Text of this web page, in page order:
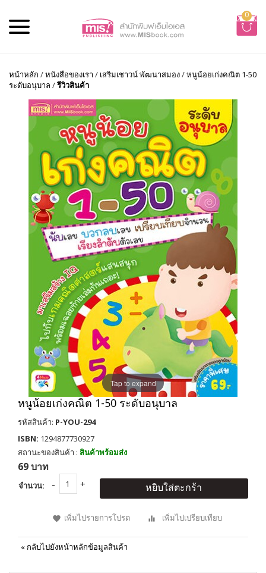
0
หน้าหลัก /หนังสือของเรา / เสริมเชาวน์ พัฒนาสมอง/หนูน้อยเก่งคณิต 1-50
ระดับอนุบาล /รีวิวสินค้า
Tap to expand
หนูน้อยเก่งคณิต 1-50 ระดับอนุบาล
รหัสสินค้า: P-YOU-294
ISBN: 1294877730927
สถานะของสินค้า : สินค้าพร้อมส่ง
69 บาท
จำนวน: หยิบใส่ตะกร้า
เพิ่มไปรายการโปรด เพิ่มไปเปรียบเทียบ
« กลับไปยังหน้าหลักข้อมูลสินค้า